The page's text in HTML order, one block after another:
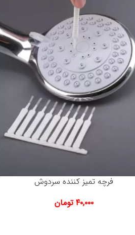
فرچه تمیز کننده سردوش
۴۰,۰۰۰ تومان